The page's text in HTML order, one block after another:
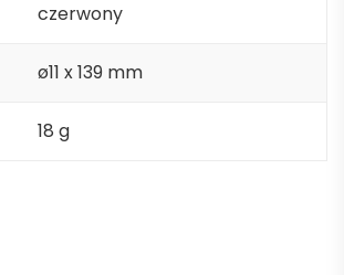
czerwony
ø11 x 139 mm
18 g